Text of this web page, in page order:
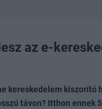
az e-
kereskedelem kiszorító
távon? Itthon ennek